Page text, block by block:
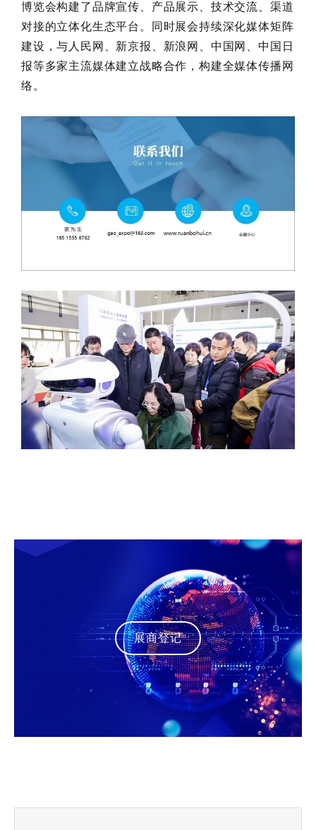
博览会构建了品牌宣传、产品展示、技术交流、渠道
对接的立体化生态平台。同时展会持续深化媒体矩阵
建设，与人民网、新京报、新浪网、中国网、中国日
报等多家主流媒体建立战略合作，构建全媒体传播网
络。
展商登记